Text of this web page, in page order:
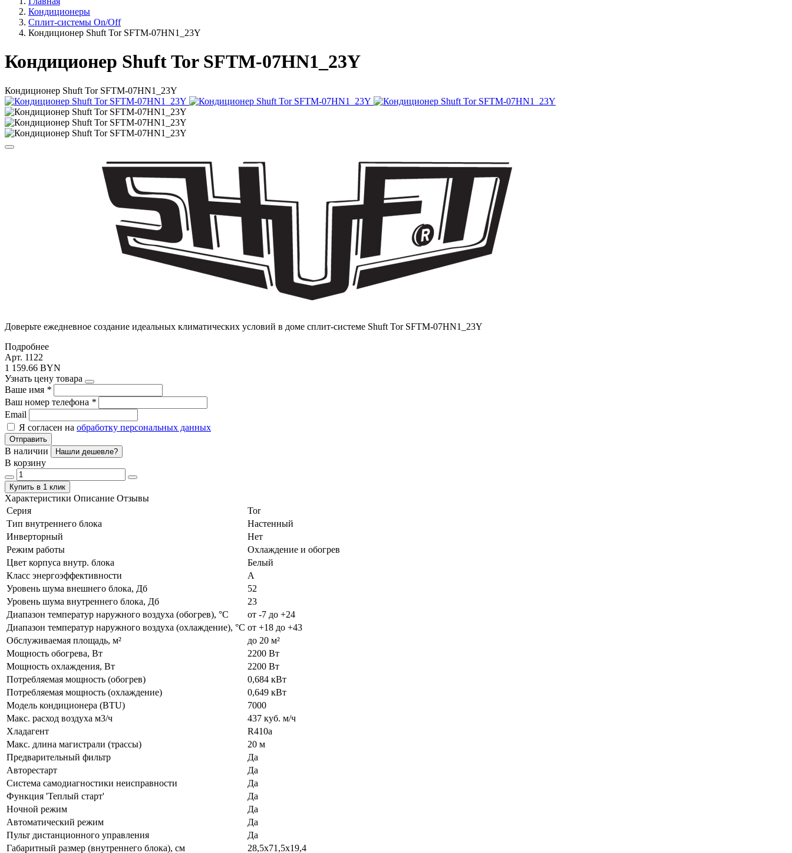
Кондиционеры
Сплит-системы On/Off
Кондиционер Shuft Tor SFTM-07HN1_23Y
Кондиционер Shuft Tor SFTM-07HN1_23Y
Кондиционер Shuft Tor SFTM-07HN1_23Y
Доверьте ежедневное создание идеальных климатических условий в доме сплит-системе Shuft Tor SFTM-07HN1_23Y
Подробнее
Арт. 1122
1 159.66 BYN
Узнать цену товара
Ваше имя *
Ваш номер телефона *
Email
Я согласен на обработку персональных данных
Отправить
В наличии Нашли дешевле?
В корзину
Купить в 1 клик
Характеристики Описание Отзывы
Серия
Tor
Тип внутреннего блока
Настенный
Инверторный
Нет
Режим работы
Охлаждение и обогрев
Цвет корпуса внутр. блока
Белый
Класс энергоэффективности
А
Уровень шума внешнего блока, Дб
52
Уровень шума внутреннего блока, Дб
23
Диапазон температур наружного воздуха (обогрев), °C
от -7 до +24
Диапазон температур наружного воздуха (охлаждение), °C от +18 до +43
Обслуживаемая площадь, м²
до 20 м²
Мощность обогрева, Вт
2200 Вт
Мощность охлаждения, Вт
2200 Вт
Потребляемая мощность (обогрев)
0,684 кВт
Потребляемая мощность (охлаждение)
0,649 кВт
Модель кондиционера (BTU)
7000
Макс. расход воздуха м3/ч
437 куб. м/ч
Хладагент
R410a
Макс. длина магистрали (трассы)
20 м
Предварительный фильтр
Да
Авторестарт
Да
Система самодиагностики неисправности
Да
Функция 'Теплый старт'
Да
Ночной режим
Да
Автоматический режим
Да
Пульт дистанционного управления
Да
Габаритный размер (внутреннего блока), см
28,5х71,5х19,4